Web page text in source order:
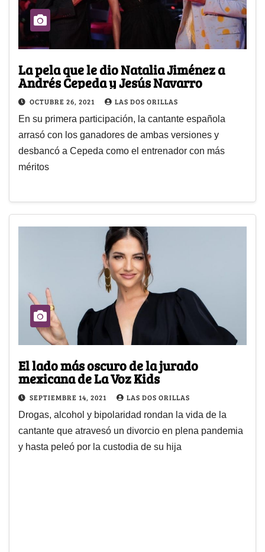
La pela que le dio Natalia Jiménez a
Andrés Cepeda y Jesús Navarro
OCTUBRE 26, 2021 LAS DOS ORILLAS
En su primera participación, la cantante española
arrasó con los ganadores de ambas versiones y
desbancó a Cepeda como el entrenador con más
méritos
El lado más oscuro de la jurado
mexicana de La Voz Kids
SEPTIEMBRE 14, 2021 LAS DOS ORILLAS
Drogas, alcohol y bipolaridad rondan la vida de la
cantante que atravesó un divorcio en plena pandemia
y hasta peleó por la custodia de su hija